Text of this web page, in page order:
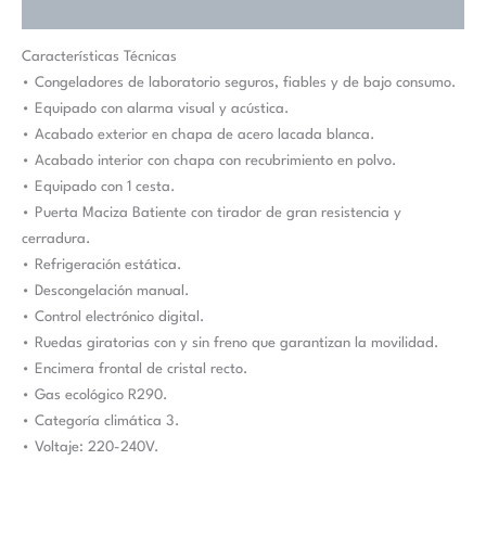
Características Técnicas
• Congeladores de laboratorio seguros, fiables y de bajo consumo.
• Equipado con alarma visual y acústica.
• Acabado exterior en chapa de acero lacada blanca.
• Acabado interior con chapa con recubrimiento en polvo.
• Equipado con 1 cesta.
• Puerta Maciza Batiente con tirador de gran resistencia y
cerradura.
• Refrigeración estática.
• Descongelación manual.
• Control electrónico digital.
• Ruedas giratorias con y sin freno que garantizan la movilidad.
• Encimera frontal de cristal recto.
• Gas ecológico R290.
• Categoría climática 3.
• Voltaje: 220-240V.